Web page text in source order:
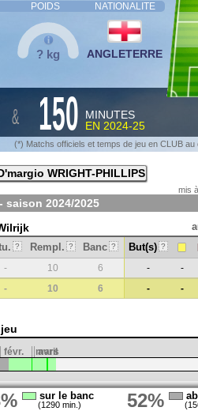
POIDS NATIONALITE
? kg ANGLETERRE
& 150
MINUTES
EN 2024-25
(*) Matchs officiels et temps de jeu en CLUB
WRIGHT-PHILLIPS
mis
saison 2024/2025
? Rempl. ? Banc ? But(s) ?
- 10 6 - -
- 10 6 - -
févr. mars
avril
sur le banc
(1290 min.) 52%